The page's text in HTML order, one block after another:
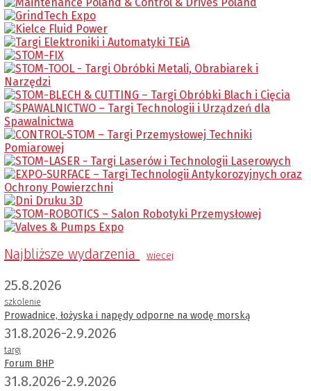
Najbliższe wydarzenia wiecej
25.8.2026
szkolenie
Prowadnice, łożyska i napędy odporne na wodę morską
31.8.2026-2.9.2026
targi
Forum BHP
31.8.2026-2.9.2026